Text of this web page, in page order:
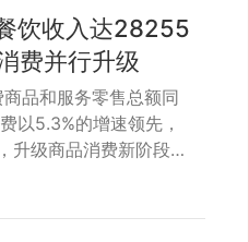
饮收入达28255
费并行升级
品和服务零售总额同
以5.3%的增速领先，
升级商品消费新阶段；
比增长2.8%。然而，